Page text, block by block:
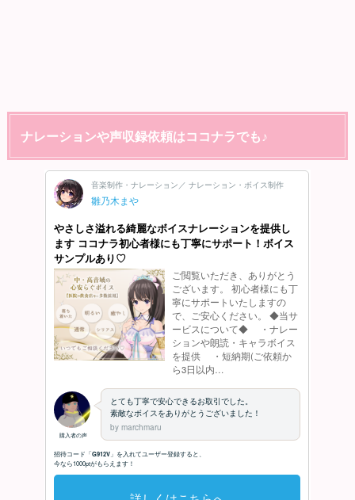
ナレーションや声収録依頼はココナラでも♪